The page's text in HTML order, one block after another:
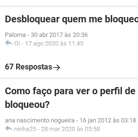
Desbloquear quem me
Paloma - 30 abr 2017 às 20:36
Oi - 17 ago 2020 às 11:45
67 Respostas
Como faço para ver o perfil
bloqueou?
ana nascimento nogueira - 16 jan 2012 às 03:18
ninha25 - 28 mar 2020 às 03:58